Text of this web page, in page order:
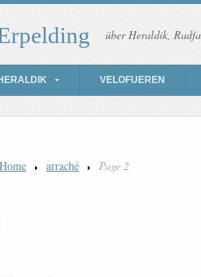
über Heraldik,
VELOFUEREN
Home arraché Page 2